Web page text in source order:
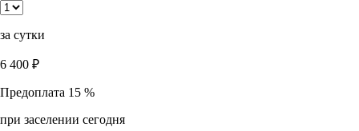
за сутки
6 400 ₽
Предоплата 15 %
при заселении сегодня